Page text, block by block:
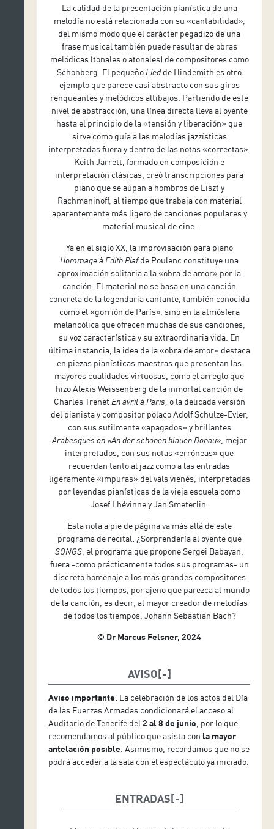
La calidad de la presentación pianística de una
melodía no está relacionada con su «cantabilidad»,
del mismo modo que el carácter pegadizo de una
frase musical también puede resultar de obras
melódicas (tonales o atonales) de compositores como
Schönberg. El pequeño Liedde Hindemith es otro
ejemplo que parece casi abstracto con sus giros
renqueantes y melódicos altibajos. Partiendo de este
nivel de abstracción, una línea directa lleva al oyente
hasta el principio de la «tensión y liberación» que
sirve como guía a las melodías jazzísticas
interpretadas fuera y dentro de las notas «correctas».
Keith Jarrett, formado en composición e
interpretación clásicas, creó transcripciones para
piano que se aúpan a hombros de Liszt y
Rachmaninoff, al tiempo que trabaja con material
aparentemente más ligero de canciones populares y
material musical de cine.
Ya en el siglo XX, la improvisación para piano
Hommage à Edith Piafde Poulenc constituye una
aproximación solitaria a la «obra de amor» por la
canción. El material no se basa en una canción
concreta de la legendaria cantante, también conocida
como el «gorrión de París», sino en la atmósfera
melancólica que ofrecen muchas de sus canciones,
su voz característica y su extraordinaria vida. En
última instancia, la idea de la «obra de amor» destaca
en piezas pianísticas maestras que presentan las
mayores cualidades virtuosas, como el arreglo que
hizo Alexis Weissenberg de la inmortal canción de
Charles Trenet En avril à Paris; o la delicada versión
del pianista y compositor polaco Adolf Schulze-Evler,
con sus sutilmente «apagados» y brillantes
Arabesques on «An der schönen blauen Donau», mejor
interpretados, con sus notas «erróneas» que
recuerdan tanto al jazz como a las entradas
ligeramente «impuras» del vals vienés, interpretadas
por leyendas pianísticas de la vieja escuela como
Josef Lhévinne y Jan Smeterlin.
Esta nota a pie de página va más allá de este
programa de recital: ¿Sorprendería al oyente que
SONGS , el programa que propone Sergei Babayan,
fuera -como prácticamente todos sus programas- un
discreto homenaje a los más grandes compositores
de todos los tiempos, por ajeno que parezca al mundo
de la canción, es decir, al mayor creador de melodías
de todos los tiempos, Johann Sebastian Bach?
© Dr Marcus Felsner, 2024
AVISO
Aviso importante: La celebración de los actos del Día
de las Fuerzas Armadas condicionará el acceso al
Auditorio de Tenerife del 2 al 8 de junio , por lo que
recomendamos al público que asista con la mayor
antelación posible . Asimismo, recordamos que no se
podrá acceder a la sala con el espectáculo ya iniciado.
ENTRADAS